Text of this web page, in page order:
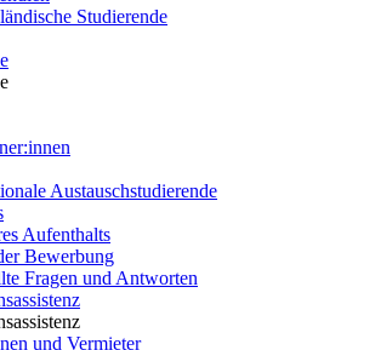
Studierende
Austauschstudierende
Aufenthalts
Bewerbung
Fragen und Antworten
und Vermieter